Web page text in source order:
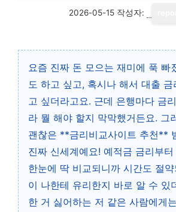
2026-05-15 작성자:
요즘 진짜 돈 모으는 재미에 푹 빠
도 하고 싶고, 혹시나 해서 대출
고 싶더라고요. 근데 은행마다 금
라 뭘 해야 할지 막막했거든요. 그
괜찮은 **금리비교사이트 추천**
진짜 신세계예요! 예적금 금리부
한눈에 딱 비교되니까 시간도 절
이 나한테 유리한지 바로 알 수 있
한 거 싫어하는 저 같은 사람에게